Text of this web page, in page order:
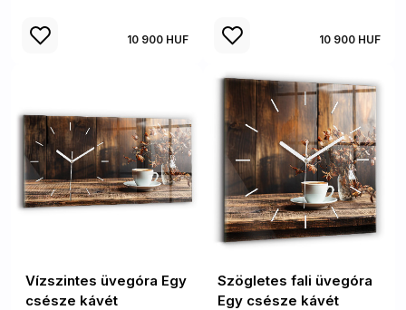
10 900 HUF 10 900 HUF
Vízszintes üvegóra Egy
csésze kávét
Szögletes fali üvegóra
Egy csésze kávét